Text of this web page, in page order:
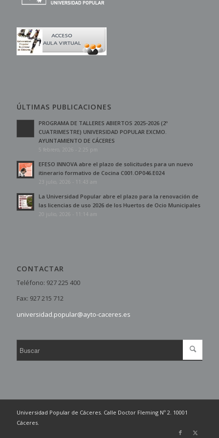
ÚLTIMAS PUBLICACIONES
PROGRAMA DE TALLERES ABIERTOS 2025-2026 (2º
CUATRIMESTRE) UNIVERSIDAD POPULAR EXCMO.
AYUNTAMIENTO DE CÁCERES
5 febrero, 2026 - 2:25 pm
EFESO INNOVA abre el plazo de solicitudes para un nuevo
itinerario formativo de Cocina C001.OP046.E024
23 julio, 2026 - 11:43 am
La Universidad Popular abre el plazo para la renovación de
las licencias de uso 2026 de los Huertos de Ocio Municipales
20 julio, 2026 - 11:14 am
CONTACTAR
Teléfono: 927 225 400
Fax: 927 215 712
universidad.popular@ayto-caceres.es
Universidad Popular de Cáceres. Calle Doctor Fleming Nº 2. 10001
Cáceres.